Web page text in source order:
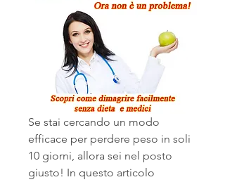
Se stai cercando un modo
efficace per perdere peso in soli
10 giorni, allora sei nel posto
giusto! In questo articolo